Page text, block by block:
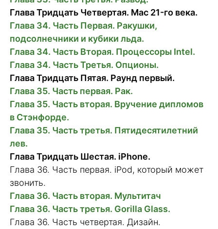
Глава Тридцать Четвертая. Mac 21-го века.
Глава 34. Часть Первая. Ракушки,
подсолнечники и кубики льда.
Глава 34. Часть Вторая. Процессоры Intel.
Глава 34. Часть Третья. Опционы.
Глава Тридцать Пятая. Раунд первый.
Глава 35. Часть первая. Рак.
Глава 35. Часть вторая. Вручение дипломов
в Стэнфорде.
Глава 35. Часть третья. Пятидесятилетний
лев.
Глава Тридцать Шестая. iPhone.
Глава 36. Часть первая. iPod, который может
звонить.
Глава 36. Часть вторая. Мультитач
Глава 36. Часть третья. Gorilla Glass.
Глава 36. Часть четвертая. Дизайн.